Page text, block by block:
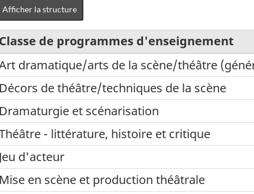
Afficher la structure
Classe de programmes d'enseignement
arts
dramatique/arts de la scène/théâtre
Décors de théâtre/techniques de la scène
Dramaturgie et scénarisation
- littérature, histoire et critique
Jeu d'acteur
Mise en scène et production théâtrale